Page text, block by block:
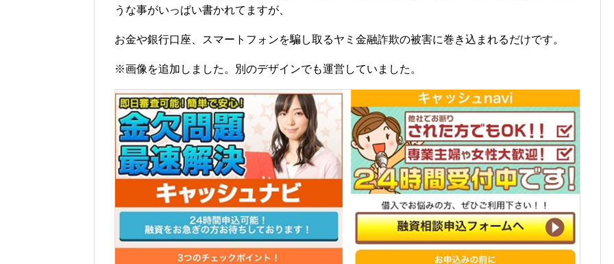
うな事がいっぱい書かれてますが、
お金や銀行口座、スマートフォンを騙し取るヤミ金融詐欺の被害に巻き込まれるだけです。
※画像を追加しました。別のデザインでも運営していました。